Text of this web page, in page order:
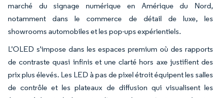
marché du signage numérique en Amérique du Nord,
notamment dans le commerce de détail de luxe, les
showrooms automobiles et les pop-ups expérientiels.
L'OLED s'impose dans les espaces premium où des rapports
de contraste quasi infinis et une clarté hors axe justifient des
prix plus élevés. Les LED à pas de pixel étroit équipent les salles
de contrôle et les plateaux de diffusion qui visualisent les